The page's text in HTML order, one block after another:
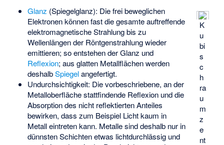
K
u
bi
s
c
h
ra
u
m
z
e
nt
Glanz (Spiegelglanz): Die frei beweglichen
Elektronen können fast die gesamte auftreffende
elektromagnetische Strahlung bis zu
Wellenlängen der Röntgenstrahlung wieder
emittieren; so entstehen der Glanz und
Reflexion; aus glatten Metallflächen werden
deshalbSpiegelangefertigt.
Undurchsichtigkeit: Die vorbeschriebene, an der
Metalloberfläche stattfindende Reflexion und die
Absorption des nicht reflektierten Anteiles
bewirken, dass zum Beispiel Licht kaum in
Metall eintreten kann. Metalle sind deshalb nur in
dünnsten Schichten etwas lichtdurchlässig und